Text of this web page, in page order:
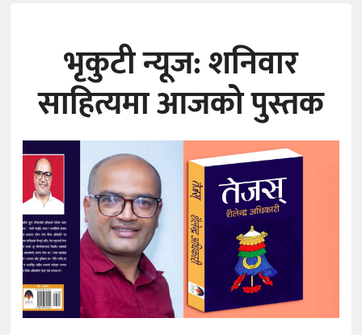
भृकुटी न्यूज: शनिवार
साहित्यमा आजको पुस्तक